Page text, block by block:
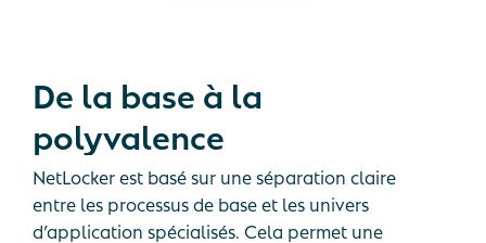
De la base à la
polyvalence
NetLocker est basé sur une séparation claire
entre les processus de base et les univers
d’application spécialisés. Cela permet une